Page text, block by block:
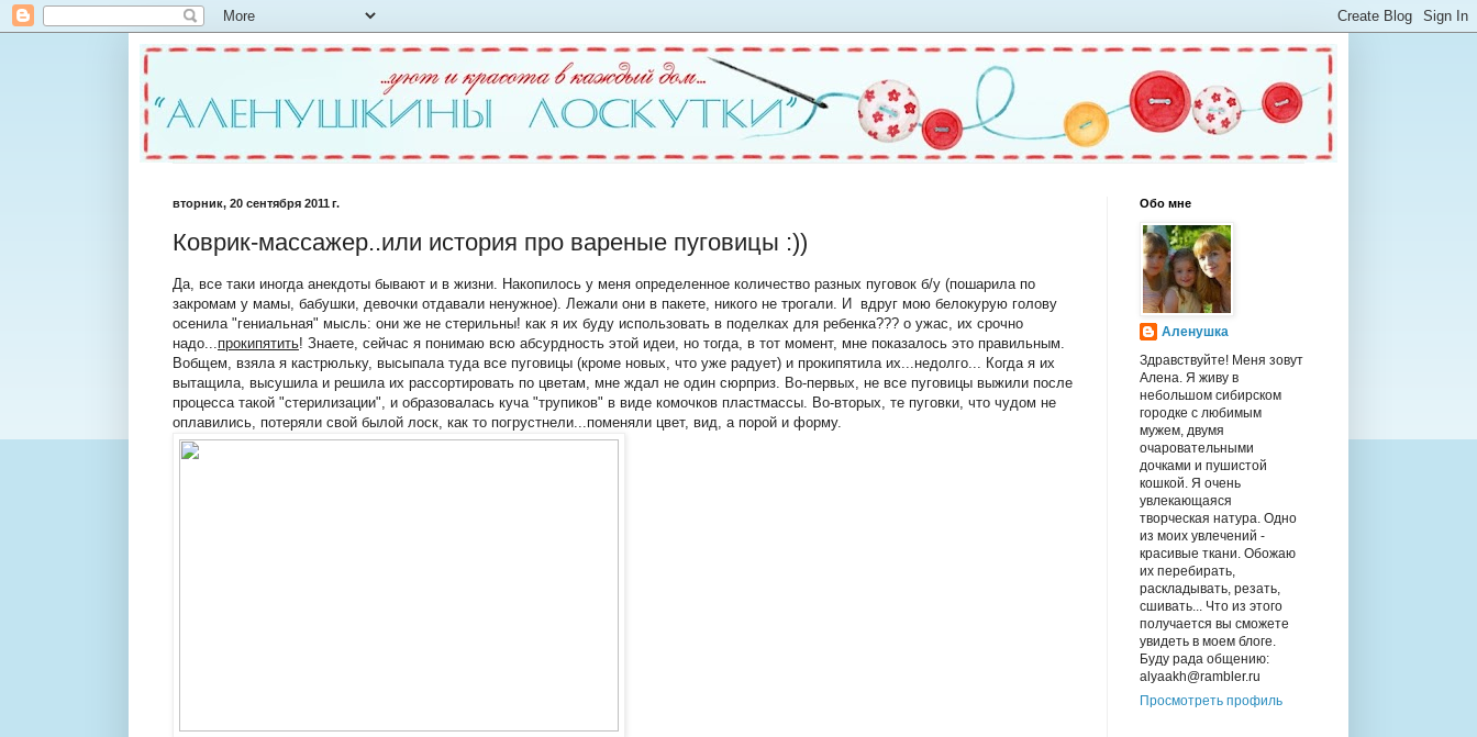
вторник, 20 сентября 2011 г.
Коврик-массажер..или история про вареные пуговицы :))
Да, все таки иногда анекдоты бывают и в жизни. Накопилось у меня определенное количество разных пуговок б/у (пошарила по
закромам у мамы, бабушки, девочки отдавали ненужное). Лежали они в пакете, никого не трогали. И вдруг мою белокурую голову
осенила "гениальная" мысль: они же не стерильны! как я их буду использовать в поделках для ребенка??? о ужас, их срочно
надо... прокипятить! Знаете, сейчас я понимаю всю абсурдность этой идеи, но тогда, в тот момент, мне показалось это правильным.
Вобщем, взяла я кастрюльку, высыпала туда все пуговицы (кроме новых, что уже радует) и прокипятила их...недолго... Когда я их
вытащила, высушила и решила их рассортировать по цветам, мне ждал не один сюрприз. Во-первых, не все пуговицы выжили после
процесса такой "стерилизации", и образовалась куча "трупиков" в виде комочков пластмассы. Во-вторых, те пуговки, что чудом не
оплавились, потеряли свой былой лоск, как то погрустнели...поменяли цвет, вид, а порой и форму.
Обо мне
Аленушка
Здравствуйте! Меня зовут
Алена. Я живу в
небольшом сибирском
городке с любимым
мужем, двумя
очаровательными
дочками и пушистой
кошкой. Я очень
увлекающаяся
творческая натура. Одно
из моих увлечений -
красивые ткани. Обожаю
их перебирать,
раскладывать, резать,
сшивать... Что из этого
получается вы сможете
увидеть в моем блоге.
Буду рада общению:
alyaakh@rambler.ru
Просмотреть профиль